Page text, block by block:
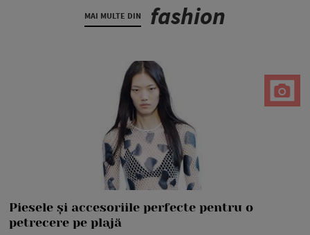
MAI MULTE DIN fashion
Piesele și accesoriile perfecte pentru o
petrecere pe plajă